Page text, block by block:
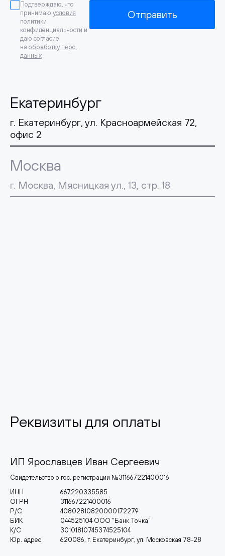
Подтверждаю, что
принимаю условия
политики
конфиденциальности и
даю согласие
на обработку перс.
данных
Отправить
Екатеринбург
г. Екатеринбург, ул. Красноармейская 72,
офис 2
Москва
г. Москва, Мясницкая ул., 13, стр. 18
Реквизиты для оплаты
ИП Ярославцев Иван Сергеевич
Свидетельство о гос. регистрации №311667221400016
ИНН
667220335585
ОГРН
311667221400016
Р/С
40802810820000172279
БИК
044525104 ООО "Банк Точка"
К/С
30101810745374525104
Юр. адрес
620086, г. Екатеринбург, ул. Московская 78-28